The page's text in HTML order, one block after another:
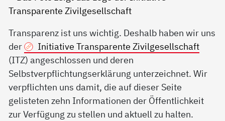
Transparenz ist uns wichtig. Deshalb haben wir uns
der
Initiative Transparente Zivilgesellschaft
(ITZ) angeschlossen und deren
Selbstverpflichtungserklärung unterzeichnet. Wir
verpflichten uns damit, die auf dieser Seite
gelisteten zehn Informationen der Öffentlichkeit
zur Verfügung zu stellen und aktuell zu halten.